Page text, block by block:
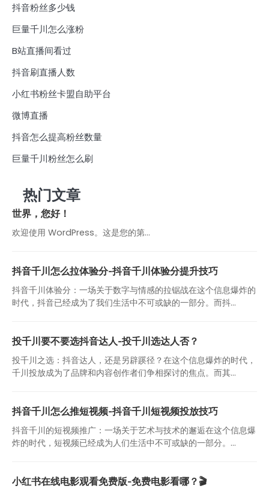
抖音粉丝多少钱
巨量千川怎么涨粉
B站直播间看过
抖音刷直播人数
小红书粉丝卡盟自助平台
微博直播
抖音怎么提高粉丝数量
巨量千川粉丝怎么刷
热门文章
世界，您好！
欢迎使用 WordPress。这是您的第…
抖音千川怎么拉体验分-抖音千川体验分提升技巧
抖音千川体验分：一场关于数字与情感的拉锯战在这个信息爆炸的
时代，抖音已经成为了我们生活中不可或缺的一部分。而抖...
投千川要不要选抖音达人-投千川选达人否？
投千川之选：抖音达人，还是另辟蹊径？在这个信息爆炸的时代，
千川投放成为了品牌和内容创作者们争相探讨的焦点。而其...
抖音千川怎么推短视频-抖音千川短视频投放技巧
抖音千川的短视频推广：一场关于艺术与技术的邂逅在这个信息爆
炸的时代，短视频已经成为人们生活中不可或缺的一部分。...
小红书在线电影观看免费版-免费电影看哪？🎬